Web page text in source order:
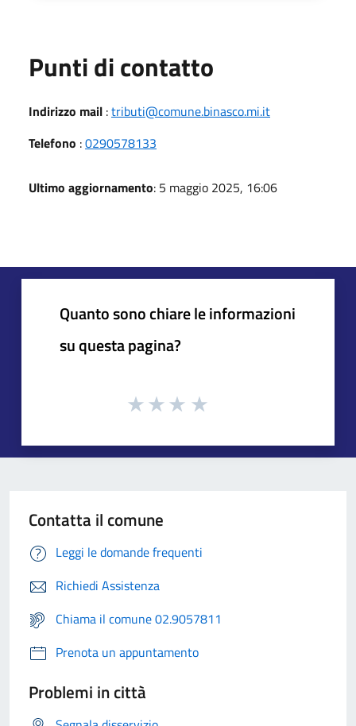
Punti di contatto
Indirizzo mail :tributi@comune.binasco.mi.it
Telefono :0290578133
Ultimo aggiornamento: 5 maggio 2025, 16:06
Quanto sono chiare le informazioni
su questa pagina?
Contatta il comune
Leggi le domande frequenti
Richiedi Assistenza
Chiama il comune 02.9057811
Prenota un appuntamento
Problemi in città